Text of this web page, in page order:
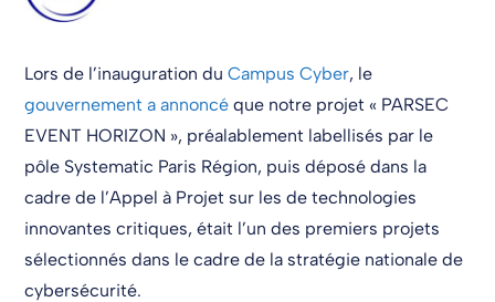
Lors de l’inauguration du Campus Cyber, le
gouvernement a annoncé que notre projet « PARSEC
EVENT HORIZON », préalablement labellisés par le
pôle Systematic Paris Région, puis déposé dans la
cadre de l’Appel à Projet sur les de technologies
innovantes critiques, était l’un des premiers projets
sélectionnés dans le cadre de la stratégie nationale de
cybersécurité.